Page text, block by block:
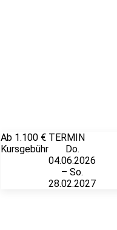
Ab 1.100 €
Kursgebühr
TERMIN
Do.
04.06.2026
– So.
28.02.2027